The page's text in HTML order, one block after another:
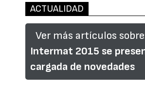
ACTUALIDAD
Ver más artículos
Intermat 2015 se
cargada de novedades